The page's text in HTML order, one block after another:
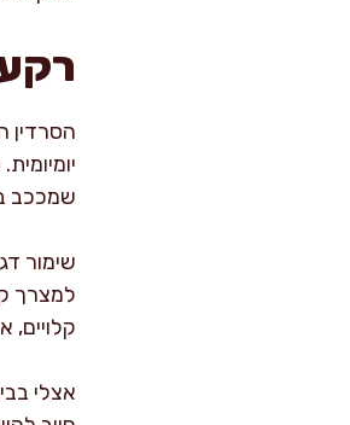
הסרדין
שמככב
שימור
למצרך
קלויים,
אצלי